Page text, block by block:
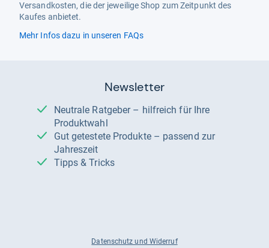
Versandkosten, die der jeweilige Shop zum Zeitpunkt des
Kaufes anbietet.
Mehr Infos dazu in unseren FAQs
Newsletter
Neutrale Ratgeber – hilfreich für Ihre
Produktwahl
Gut getestete Produkte – passend zur
Jahreszeit
Tipps & Tricks
Datenschutz und Widerruf